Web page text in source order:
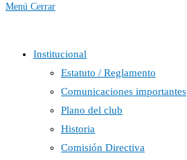
Menú Cerrar
Institucional
Estatuto / Reglamento
Comunicaciones importantes
Plano del club
Historia
Comisión Directiva